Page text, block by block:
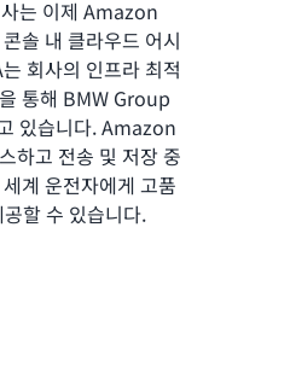
는 이제 Amazon
솔 내 클라우드 어시
회사의 인프라 최적
통해 BMW Group
있습니다. Amazon
하고 전송 및 저장 중
계 운전자에게 고품
할 수 있습니다.